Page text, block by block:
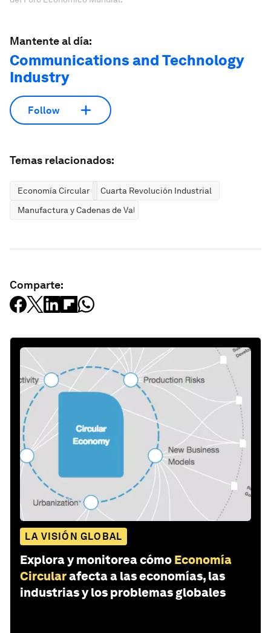
Mantente al día:
Communications and Technology
Industry
Follow
Temas relacionados:
Economía Circular
Cuarta Revolución Industrial
Manufactura y Cadenas de Valor
Comparte:
LA VISIÓN GLOBAL
Explora y monitorea cómo Economía
Circularafecta a las economías, las
industrias y los problemas globales